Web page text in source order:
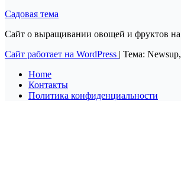
Садовая тема
Сайт о выращивании овощей и фруктов на
Сайт работает на WordPress | Тема:
Home
Контакты
Политика конфиденциальности